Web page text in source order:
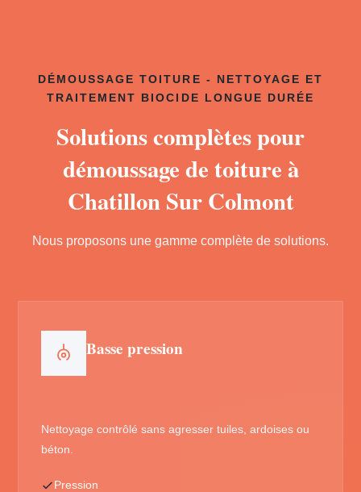
DÉMOUSSAGE TOITURE - NETTOYAGE ET
TRAITEMENT BIOCIDE LONGUE DURÉE
Solutions complètes pour
démoussage de toiture à
Chatillon Sur Colmont
Nous proposons une gamme complète de solutions.
Basse pression
Nettoyage contrôlé sans agresser tuiles, ardoises ou
béton.
Pression